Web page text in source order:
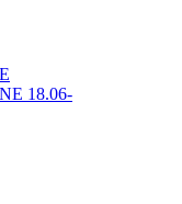
18.06-